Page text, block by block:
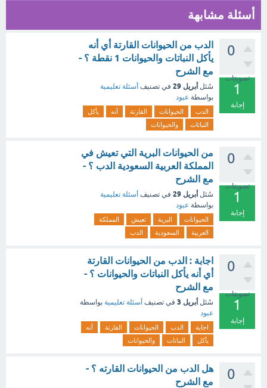
أسئلة مشابهة
0
تصويتات
1
إجابة
الدب من الحيوانات القارتة أي أنه
يأكل النباتات والحيوانات 1 نقطة ؟ -
مع الشرح
سُئل أبريل 29 في تصنيف أسئلة تعليمية
بواسطة عبود
الدب الحيوانات القارتة أنه
يأكل
النباتات
والحيوانات
0
تصويتات
1
إجابة
من الحيوانات البرية التي تعيش في
المملكة العربية السعودية الدب ؟ -
مع الشرح
سُئل أبريل 29 في تصنيف أسئلة تعليمية
بواسطة عبود
الحيوانات البرية تعيش
المملكة
العربية
السعودية الدب
0
تصويتات
1
إجابة
اجابة : الدب من الحيوانات القارتة
أي أنه يأكل النباتات والحيوانات ؟ -
مع الشرح
سُئل أبريل 3 في تصنيف أسئلة تعليمية بواسطة
عبود
اجابة الدب الحيوانات القارتة
أنه
يأكل
النباتات والحيوانات
0
هل الدب من الحيوانات القارته ؟ -
مع الشرح